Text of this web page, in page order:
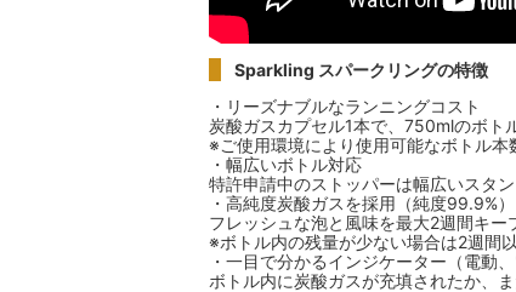
Sparkling スパークリングの特徴
・リーズナブルなランニングコスト
炭酸ガスカプセル1本で、750mlのボト
※ご使用環境により使用可能なボトル本
・幅広いボトル対応
特許申請中のストッパーは幅広いスタ
・高純度炭酸ガスを採用（純度99.9%）
フレッシュな泡と風味を最大2週間キー
※ボトル内の残量が少ない場合は2週間
・一目で分かるインジケーター（電動
ボトル内に炭酸ガスが充填されたか、